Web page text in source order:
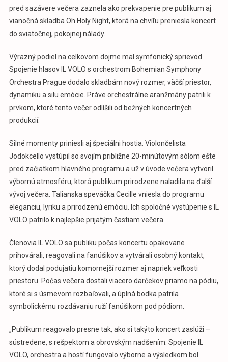
pred sazávere večera zaznela ako prekvapenie pre publikum aj
vianočná skladba Oh Holy Night, ktorá na chvíľu preniesla koncert
do sviatočnej, pokojnej nálady.
Výrazný podiel na celkovom dojme mal symfonický sprievod.
Spojenie hlasov IL VOLO s orchestrom Bohemian Symphony
Orchestra Prague dodalo skladbám nový rozmer, väčší priestor,
dynamiku a silu emócie. Práve orchestrálne aranžmány patrili k
prvkom, ktoré tento večer odlíšili od bežných koncertných
produkcií.
Silné momenty priniesli aj špeciálni hostia. Violončelista
Jodokcello vystúpil so svojím približne 20-minútovým sólom ešte
pred začiatkom hlavného programu a už v úvode večera vytvoril
výbornú atmosféru, ktorá publikum prirodzene naladila na ďalší
vývoj večera. Talianska speváčka Cecille vniesla do programu
eleganciu, lyriku a prirodzenú emóciu. Ich spoločné vystúpenie s IL
VOLO patrilo k najlepšie prijatým častiam večera.
Členovia IL VOLO sa publiku počas koncertu opakovane
prihovárali, reagovali na fanúšikov a vytvárali osobný kontakt,
ktorý dodal podujatiu komornejší rozmer aj napriek veľkosti
priestoru. Počas večera dostali viacero darčekov priamo na pódiu,
ktoré si s úsmevom rozbaľovali, a úplná bodka patrila
symbolickému rozdávaniu ruží fanúšikom pod pódiom.
„Publikum reagovalo presne tak, ako si takýto koncert zaslúži –
sústredene, s rešpektom a obrovským nadšením. Spojenie IL
VOLO, orchestra a hostí fungovalo výborne a výsledkom bol